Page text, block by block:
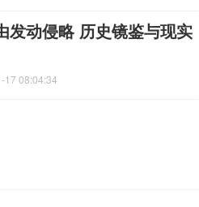
发动侵略 历史镜鉴与现实
17 08:04:34